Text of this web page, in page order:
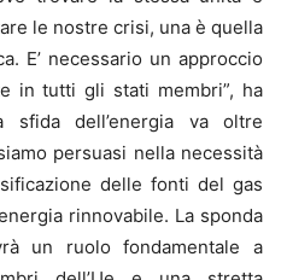
le nostre crisi, una è quella
E’ necessario un approccio
in tutti gli stati membri”, ha
sfida dell’energia va oltre
persuasi nella necessità
delle fonti del gas
rinnovabile. La sponda
un ruolo fondamentale a